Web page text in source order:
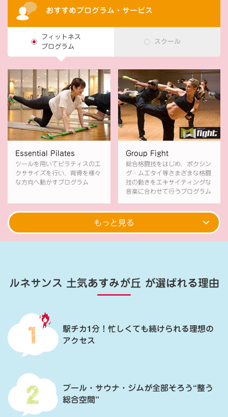
おすすめプログラム・サービス
フィットネス
プログラム
スクール
Essential Pilates
ツールを用いてピラティスのエ
クササイズを行い、背骨を様々
な方向へ動かすプログラム
Group Fight
総合格闘技をはじめ、ボクシン
グ・ムエタイ等さまざまな格闘
技の動きをエキサイティングな
音楽に合わせて行うプログラム
もっと見る
ルネサンス 土気あすみが丘 が選ばれる理由
駅チカ1分！忙しくても続けられる理想の
アクセス
プール・サウナ・ジムが全部そろう“整う
総合空間”